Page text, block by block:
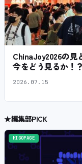
ChinaJoy2026の見
今をどう見るか！？
2026.07.15
★編集部PICK
HIGOPAGE